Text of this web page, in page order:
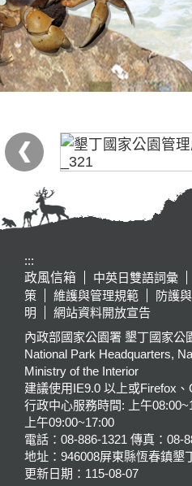
:::
政風信箱
中英日雙語詞彙
策
維護與管理規範 防護
明
網站資料開放宣告
內政部國家公園署 墾丁國家公
National Park Headquarters,
Ministry of the Interior
建議使用IE9.0 以上或Firefox
行政中心服務時間: 上午
上午09:00~17:00
電話：08-886-1321 傳真：08-
地址：946008屏東縣恆春鎮墾
更新日期： 115-08-07